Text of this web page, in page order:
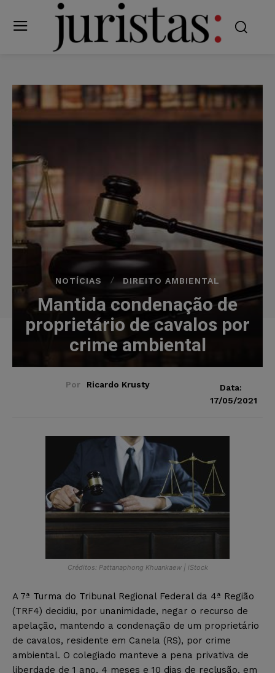
NOTÍCIAS DIREITO AMBIENTAL
Mantida condenação de
proprietário de cavalos por
crime ambiental
Por Ricardo Krusty
Data:
17/05/2021
Créditos: Pattanaphong Khuankaew | iStock
A 7ª Turma do Tribunal Regional Federal da 4ª Região
(TRF4) decidiu, por unanimidade, negar o recurso de
apelação, mantendo a condenação de um proprietário
de cavalos, residente em Canela (RS), por crime
ambiental. O colegiado manteve a pena privativa de
liberdade de 1 ano, 4 meses e 10 dias de reclusão, em